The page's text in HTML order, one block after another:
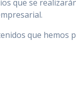
que se
que hemos